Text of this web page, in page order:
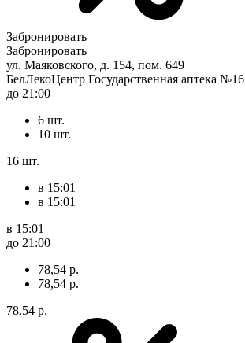
Забронировать
Забронировать
ул. Маяковского, д. 154, пом. 649
БелЛекоЦентр Государственная аптека №16
до 21:00
6 шт.
10 шт.
16 шт.
в 15:01
в 15:01
в 15:01
до 21:00
78,54 р.
78,54 р.
78,54 р.